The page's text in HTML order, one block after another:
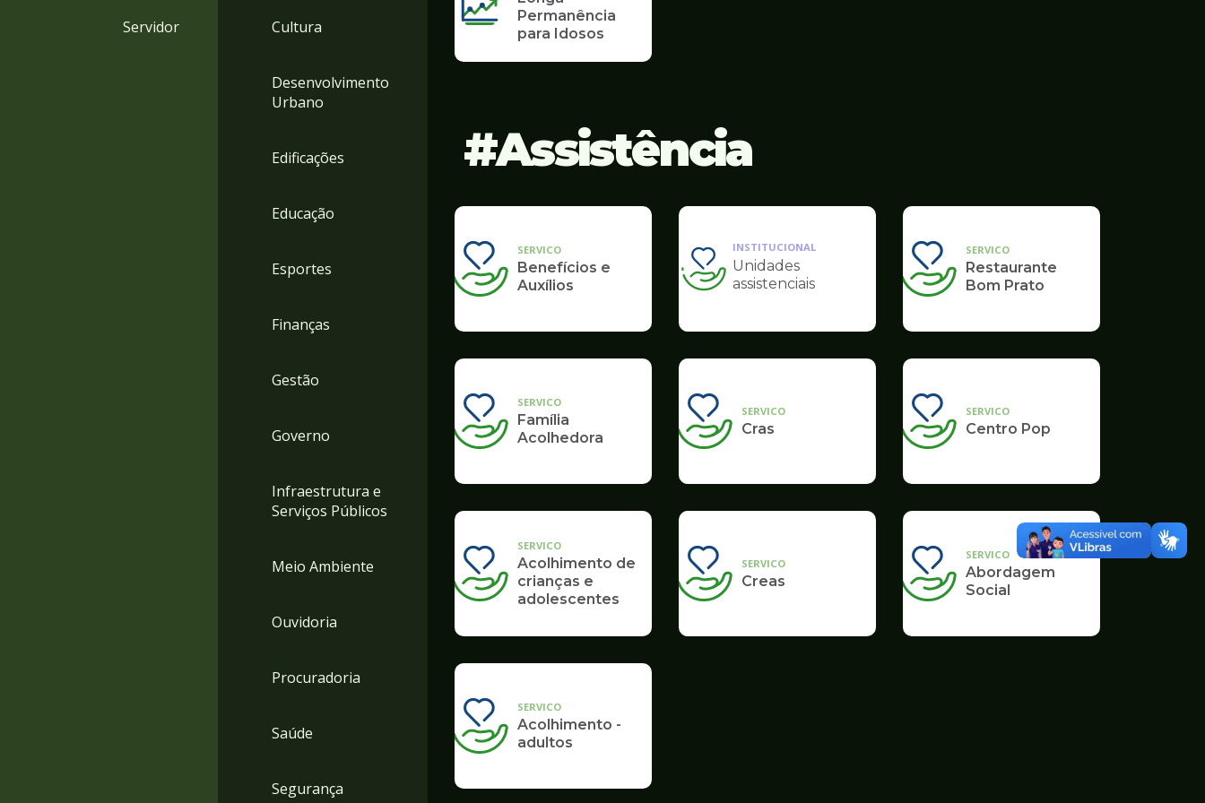
Servidor Cultura
Desenvolvimento
Urbano
Edificações
Educação
Esportes
Finanças
Gestão
Governo
Infraestrutura e
Serviços Públicos
Meio Ambiente
Ouvidoria
Procuradoria
Saúde
Segurança
Permanência
para Idosos
Assistência
SERVICO
Benefícios e
Auxílios
Ilustração
da
de
Assistência
INSTITUCIONAL
Unidades
assistenciais
SERVICO
Restaurante
Bom Prato
SERVICO
Família
Acolhedora
SERVICO
Cras
SERVICO
Centro Pop
SERVICO
Acolhimento de
crianças e
adolescentes
SERVICO
Creas
SERVICO
Abordagem
Social
SERVICO
Acolhimento -
adultos